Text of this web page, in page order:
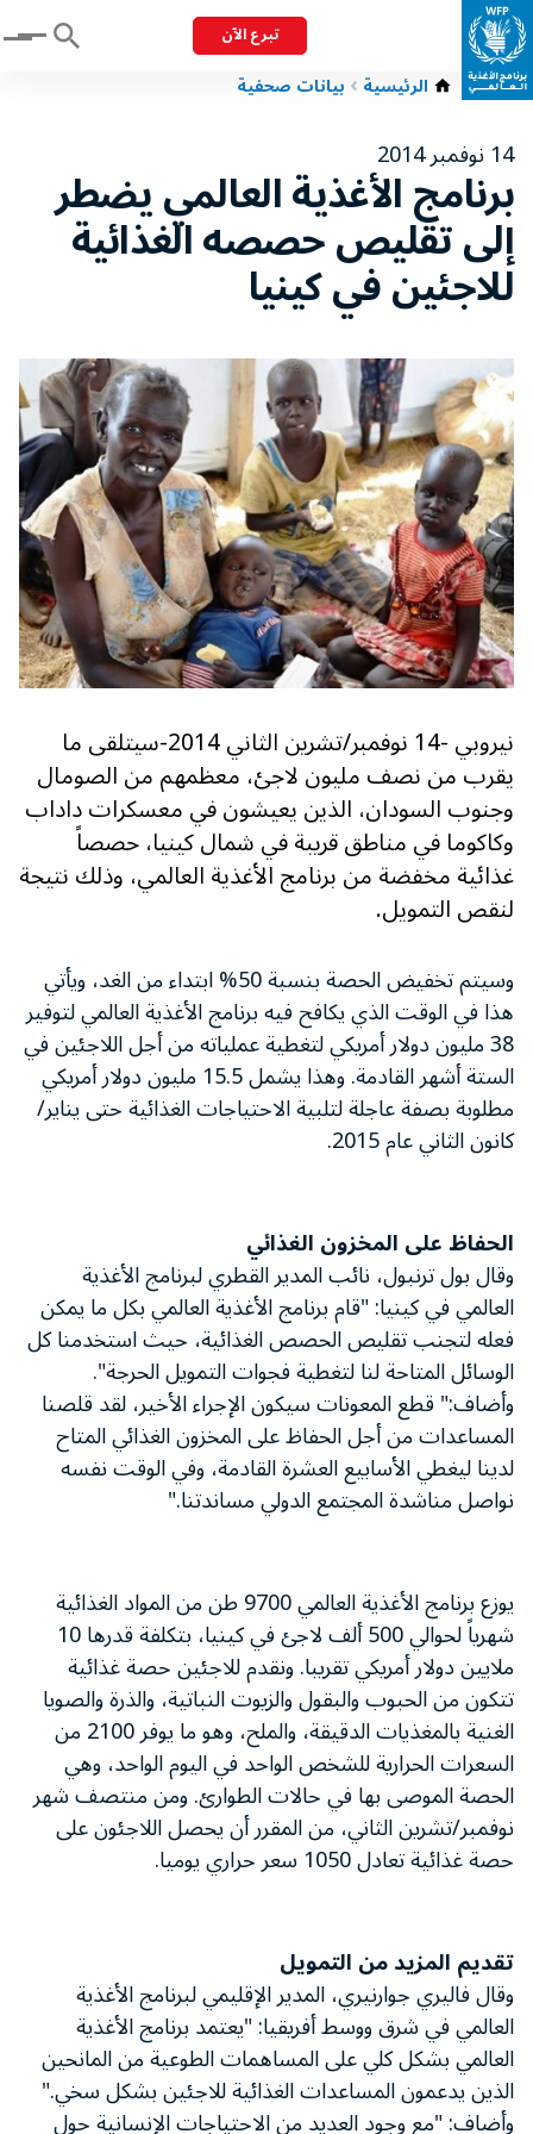
تبرع الآن Menu
الرئيسية بيانات صحفية
14 نوفمبر 2014
برنامج الأغذية العالمي يضطر
إلى تقليص حصصه الغذائية
للاجئين في كينيا
نيروبي -14 نوفمبر/تشرين الثاني 2014-سيتلقى ما
يقرب من نصف مليون لاجئ، معظمهم من الصومال
وجنوب السودان، الذين يعيشون في معسكرات داداب
وكاكوما في مناطق قريبة في شمال كينيا، حصصاً
غذائية مخفضة من برنامج الأغذية العالمي، وذلك نتيجة
لنقص التمويل.
وسيتم تخفيض الحصة بنسبة 50% ابتداء من الغد، ويأتي
هذا في الوقت الذي يكافح فيه برنامج الأغذية العالمي لتوفير
38 مليون دولار أمريكي لتغطية عملياته من أجل اللاجئين في
الستة أشهر القادمة. وهذا يشمل 15.5 مليون دولار أمريكي
مطلوبة بصفة عاجلة لتلبية الاحتياجات الغذائية حتى يناير/
كانون الثاني عام 2015.
الحفاظ على المخزون الغذائي
وقال بول ترنبول، نائب المدير القطري لبرنامج الأغذية
العالمي في كينيا: "قام برنامج الأغذية العالمي بكل ما يمكن
فعله لتجنب تقليص الحصص الغذائية، حيث استخدمنا كل
الوسائل المتاحة لنا لتغطية فجوات التمويل الحرجة".
وأضاف:" قطع المعونات سيكون الإجراء الأخير، لقد قلصنا
المساعدات من أجل الحفاظ على المخزون الغذائي المتاح
لدينا ليغطي الأسابيع العشرة القادمة، وفي الوقت نفسه
نواصل مناشدة المجتمع الدولي مساندتنا."
يوزع برنامج الأغذية العالمي 9700 طن من المواد الغذائية
شهرياً لحوالي 500 ألف لاجئ في كينيا، بتكلفة قدرها 10
ملايين دولار أمريكي تقريبا. ونقدم للاجئين حصة غذائية
تتكون من الحبوب والبقول والزيوت النباتية، والذرة والصويا
الغنية بالمغذيات الدقيقة، والملح، وهو ما يوفر 2100 من
السعرات الحرارية للشخص الواحد في اليوم الواحد، وهي
الحصة الموصى بها في حالات الطوارئ. ومن منتصف شهر
نوفمبر/تشرين الثاني، من المقرر أن يحصل اللاجئون على
حصة غذائية تعادل 1050 سعر حراري يوميا.
تقديم المزيد من التمويل
وقال فاليري جوارنيري، المدير الإقليمي لبرنامج الأغذية
العالمي في شرق ووسط أفريقيا: "يعتمد برنامج الأغذية
العالمي بشكل كلي على المساهمات الطوعية من المانحين
الذين يدعمون المساعدات الغذائية للاجئين بشكل سخي."
وأضاف: "مع وجود العديد من الاحتياجات الإنسانية حول